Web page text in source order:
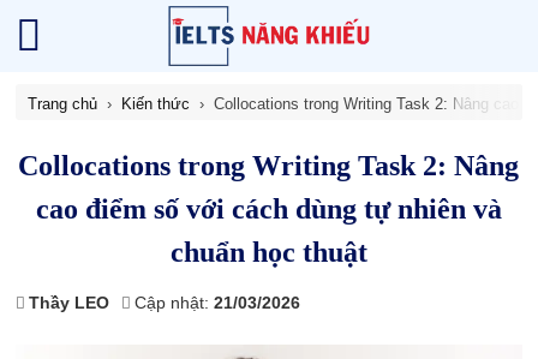
Trang chủ Kiến thức Collocations trong Writing Task 2: Nâng cao
Collocations trong Writing Task 2: Nâng
cao điểm số với cách dùng tự nhiên và
chuẩn học thuật
Thầy LEO Cập nhật:21/03/2026